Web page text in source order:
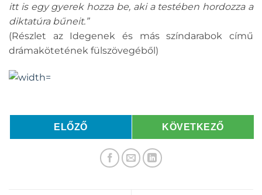
itt is egy gyerek hozza be, aki a testében hordozza a
diktatúra bűneit.”
(Részlet az Idegenek és más színdarabok című
drámakötetének fülszövegéből)
ELŐZŐ KÖVETKEZŐ